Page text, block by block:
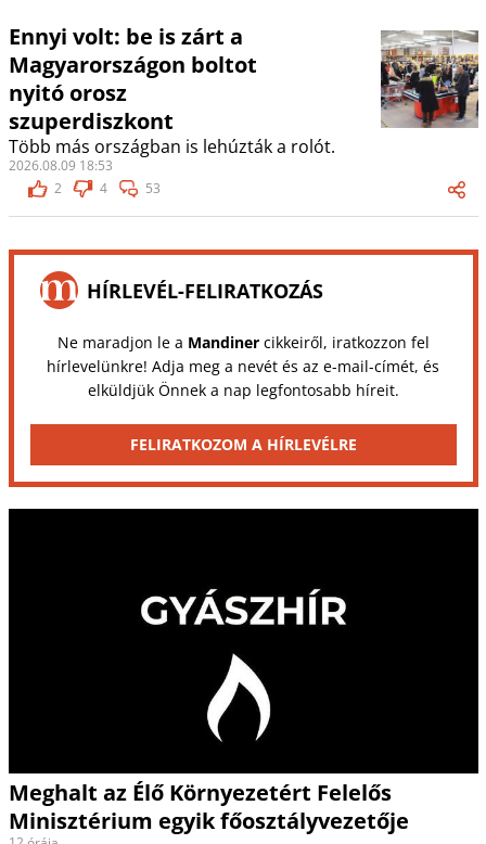
Ennyi volt: be is zárt a
Magyarországon boltot
nyitó orosz
szuperdiszkont
Több más országban is lehúzták a rolót.
2026.08.09 18:53
2
4 53
HÍRLEVÉL-FELIRATKOZÁS
Ne maradjon le a Mandinercikkeiről, iratkozzon fel
hírlevelünkre! Adja meg a nevét és az e-mail-címét, és
elküldjük Önnek a nap legfontosabb híreit.
FELIRATKOZOM A HÍRLEVÉLRE
Meghalt az Élő Környezetért Felelős
Minisztérium egyik főosztályvezetője